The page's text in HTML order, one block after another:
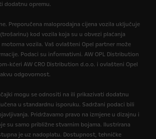
dodatnu opremu.
Preporučena maloprodajna cijena vozila uključuje
kod vozila koja su u obvezi plaćanja
vozila. Vaš ovlašteni Opel partner može
Podaci su informativni. AW OPL Distribution
kćeri AW CRO Distribution d.o.o. i ovlašteni Opel
odgovornost.
mogu se odnositi na ili prikazivati dodatnu
u standardnu isporuku. Sadržani podaci bili
Pridržavamo pravo na izmjene u dizajnu i
su samo približne stvarnim bojama. Ilustrirana
je uz nadoplatu. Dostupnost, tehničke